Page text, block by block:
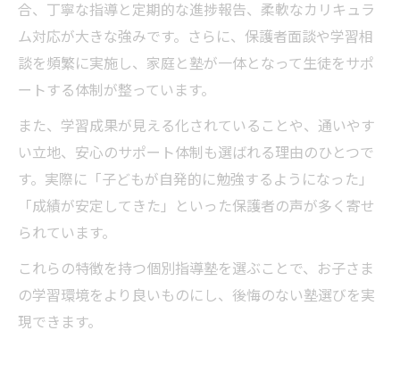
合、丁寧な指導と定期的な進捗報告、柔軟なカリキュラ
ム対応が大きな強みです。さらに、保護者面談や学習相
談を頻繁に実施し、家庭と塾が一体となって生徒をサポ
ートする体制が整っています。
また、学習成果が見える化されていることや、通いやす
い立地、安心のサポート体制も選ばれる理由のひとつで
す。実際に「子どもが自発的に勉強するようになった」
「成績が安定してきた」といった保護者の声が多く寄せ
られています。
これらの特徴を持つ個別指導塾を選ぶことで、お子さま
の学習環境をより良いものにし、後悔のない塾選びを実
現できます。